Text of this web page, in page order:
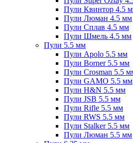
Пули Квинтор 4.5
Пули Люман 4.5 мм
Пули Сплав 4.5 мм
Пули Шмель 4.5 мм
Пули 5.5 мм
Пули Apolo 5.5 мм
Пули Borner 5.5 мм
Пули Crosman 5.5
Пули GAMO 5.5 мм
Пули H&N 5.5 мм
Пули JSB 5.5 мм
Пули Rifle 5.5 мм
Пули RWS 5.5 мм
Пули Stalker 5.5 мм
Пули Люман 5.5 мм